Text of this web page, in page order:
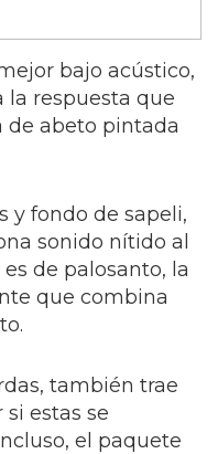
bajo acústico,
la respuesta que
de abeto pintada
y fondo de sapeli,
sonido nítido al
de palosanto, la
que combina
también trae
estas se
el paquete